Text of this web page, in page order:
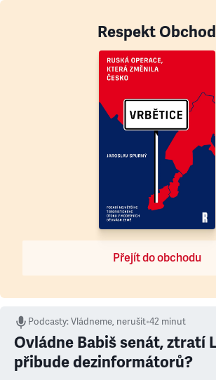
Respekt Obchod
Přejít do obchodu
Podcasty:Vládneme, nerušit•42 minut
Ovládne Babiš senát, ztratí
přibude dezinformátorů?